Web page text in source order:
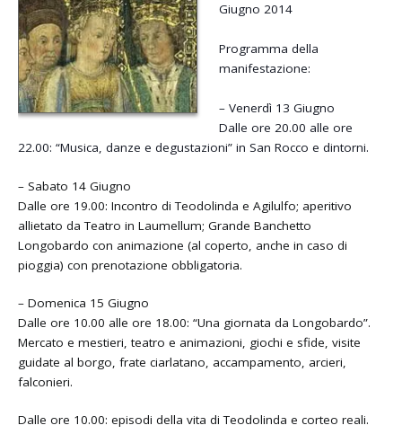
Giugno 2014
Programma della
manifestazione:
– Venerdì 13 Giugno
Dalle ore 20.00 alle ore
22.00: “Musica, danze e degustazioni” in San Rocco e dintorni.
– Sabato 14 Giugno
Dalle ore 19.00: Incontro di Teodolinda e Agilulfo; aperitivo
allietato da Teatro in Laumellum; Grande Banchetto
Longobardo con animazione (al coperto, anche in caso di
pioggia) con prenotazione obbligatoria.
– Domenica 15 Giugno
Dalle ore 10.00 alle ore 18.00: “Una giornata da Longobardo”.
Mercato e mestieri, teatro e animazioni, giochi e sfide, visite
guidate al borgo, frate ciarlatano, accampamento, arcieri,
falconieri.
Dalle ore 10.00: episodi della vita di Teodolinda e corteo reali.